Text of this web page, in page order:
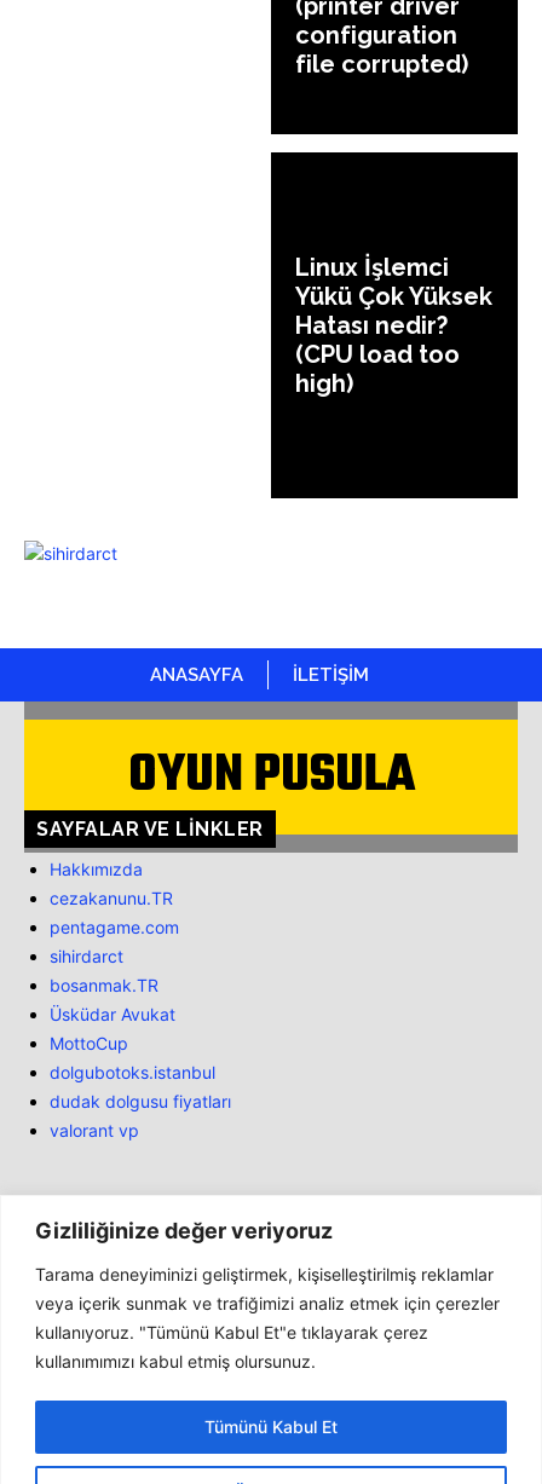
Gizliliğinize değer veriyoruz
Tarama deneyiminizi geliştirmek, kişiselleştirilmiş reklamlar
veya içerik sunmak ve trafiğimizi analiz etmek için çerezler
kullanıyoruz. "Tümünü Kabul Et"e tıklayarak çerez
kullanımımızı kabul etmiş olursunuz.
Tümünü Kabul Et
configuration
file corrupted)
Linux İşlemci
Yükü Çok Yüksek
Hatası nedir?
(CPU load too
high)
ANASAYFA İLETİŞİM
OYUN PUSULA
SAYFALAR VE LINKLER
Hakkımızda
cezakanunu.TR
pentagame.com
sihirdarct
bosanmak.TR
Üsküdar Avukat
MottoCup
dolgubotoks.istanbul
dudak dolgusu fiyatları
valorant vp
Bülten
Haber
İnceleme
Marketler